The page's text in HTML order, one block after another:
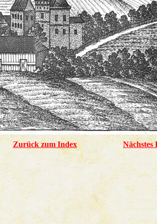
Zurück zum Index Nächstes